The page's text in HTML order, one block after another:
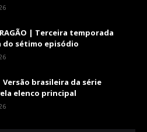
| Terceira temporada
do sétimo episódio
Versão brasileira da série
elenco principal